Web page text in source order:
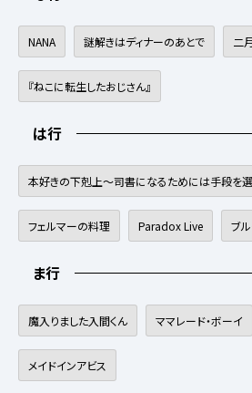
NANA 謎解きはディナーのあとで 二
『ねこに転生したおじさん』
は行
本好きの下剋上〜司書になるためには手段を
フェルマーの料理 Paradox Live ブ
ま行
魔入りました入間くん ママレード・ボーイ
メイドインアビス